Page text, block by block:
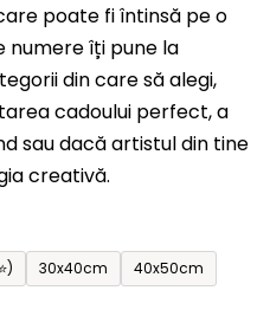
poate fi întinsă pe o
numere îți pune la
din care să alegi,
cadoului perfect, a
sau dacă artistul din tine
creativă.
30x40cm
40x50cm